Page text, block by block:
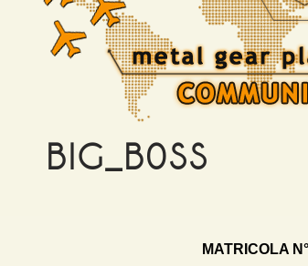
BIG_B0SS
MATRICOLA N°